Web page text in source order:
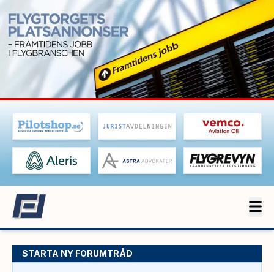
STARTA NY FORUMTRÅD